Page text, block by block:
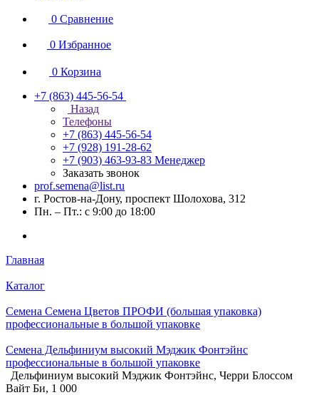
0 Сравнение
0 Избранное
0 Корзина
+7 (863) 445-56-54
Назад
Телефоны
+7 (863) 445-56-54
+7 (928) 191-28-62
+7 (903) 463-93-83 Менеджер
Заказать звонок
prof.semena@list.ru
г. Ростов-на-Дону, проспект Шолохова, 312
Пн. – Пт.: с 9:00 до 18:00
Главная
Каталог
Семена Семена Цветов ПРОФИ (большая упаковка)
профессиональные в большой упаковке
Семена Дельфиниум высокий Мэджик Фонтэйнс
профессиональные в большой упаковке
Дельфиниум высокий Мэджик Фонтэйнс, Черри Блоссом
Вайт Би, 1 000